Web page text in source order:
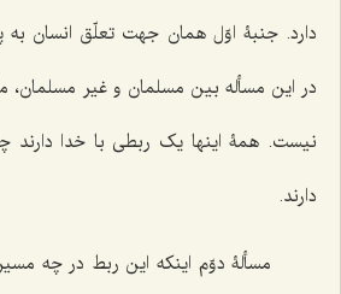
دارد. جنبۀ اوّل همان جهت تعلّق انسان به
در این مسأله بین مسلمان و غیر مسلمان،
نیست. همۀ اینها یک ربطی با خدا دارند
دارند.
مسألۀ دوّم اینکه این ربط در چه